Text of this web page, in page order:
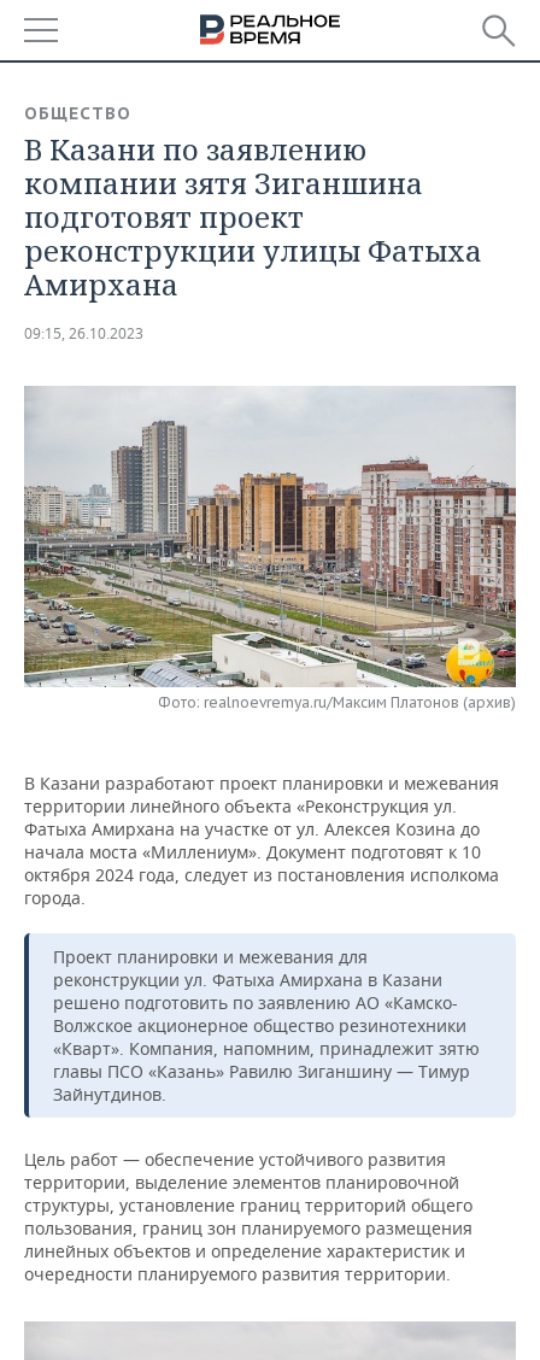
БАШКОРТОСТАН
ТАТАРСТАН
УДМУРТИЯ
НОВОСТИ
АНАЛИТИКА
НОВОСТИ АНАЛИТИКИ
ДЕКЛАРАЦИИ О ДОХОДАХ
ВУЗЫ ТАТАРСТАНА
КОМУ ПРИНАДЛЕЖАТ
ТОРГОВЫЕ ЦЕНТРЫ
ТАТАРСТАНА
ЭКОНОМИКА
НОВОСТИ ЭКОНОМИКИ
БЮДЖЕТ
ИНВЕСТИЦИИ
ПРОМЫШЛЕННОСТЬ
ПРОМЫШЛЕННОСТИ
МАШИНОСТРОЕНИЕ
НЕФТЕХИМИЯ
НЕФТЬ
ОПК
НОВОСТИ НЕДВИЖИМОСТИ
НОВОСТИ АВТО
НОВОСТИ БИЗНЕСА
РОЗНИЧНАЯ ТОРГОВЛЯ
ТРАНСПОРТ
ТЕХНОЛОГИИ
НОВОСТИ ТЕХНОЛОГИЙ
IT
МЕРОПРИЯТИЯ
НОВОСТИ МЕРОПРИЯТИЙ
ВЫЕЗДНАЯ РЕДАКЦИЯ
ONLINE-КОНФЕРЕНЦИИ
ОТКРЫТАЯ ЛЕКЦИЯ
СПОРТ
НОВОСТИ СПОРТА
ХОККЕЙ
БАСКЕТБОЛ
КИБЕРСПОРТ
ФИГУРНОЕ КАТАНИЕ
ВОДНЫЕ ВИДЫ СПОРТА
ВЛАСТЬ
ИНФРАСТРУКТУРА
КУЛЬТУРА
МЕДИЦИНА
ОБРАЗОВАНИЕ
СЮЖЕТЫ
СПРАВОЧНИК
СПИСОК КОМПАНИЙ
ОБЩЕСТВО
В Казани по заявлению
компании зятя Зиганшина
подготовят проект
реконструкции улицы Фатыха
Амирхана
09:15, 26.10.2023
Фото: realnoevremya.ru/Максим Платонов (архив)
В Казани разработают проект планировки и межевания
территории линейного объекта «Реконструкция ул.
Фатыха Амирхана на участке от ул. Алексея Козина до
начала моста «Миллениум». Документ подготовят к 10
октября 2024 года, следует из постановления исполкома
города.
Проект планировки и межевания для
реконструкции ул. Фатыха Амирхана в Казани
решено подготовить по заявлению АО «Камско-
Волжское акционерное общество резинотехники
«Кварт». Компания, напомним, принадлежит зятю
главы ПСО «Казань» Равилю Зиганшину — Тимур
Зайнутдинов.
Цель работ — обеспечение устойчивого развития
территории, выделение элементов планировочной
структуры, установление границ территорий общего
пользования, границ зон планируемого размещения
линейных объектов и определение характеристик и
очередности планируемого развития территории.